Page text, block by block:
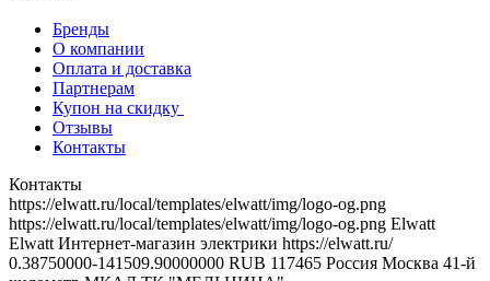
Бренды
О компании
Оплата и доставка
Партнерам
Купон на скидку
Отзывы
Контакты
Контакты
https://elwatt.ru/local/templates/elwatt/img/logo-og.png
https://elwatt.ru/local/templates/elwatt/img/logo-og.png Elwatt
Elwatt Интернет-магазин электрики https://elwatt.ru/
0.38750000-141509.90000000 RUB 117465 Россия Москва 41-й